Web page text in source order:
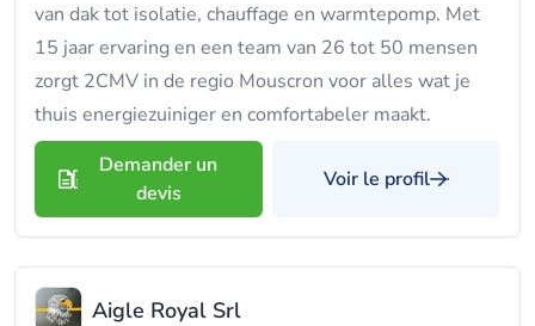
van dak tot isolatie, chauffage en warmtepomp. Met
15 jaar ervaring en een team van 26 tot 50 mensen
zorgt 2CMV in de regio Mouscron voor alles wat je
thuis energiezuiniger en comfortabeler maakt.
Demander un
devis
Voir le profil
Aigle Royal Srl